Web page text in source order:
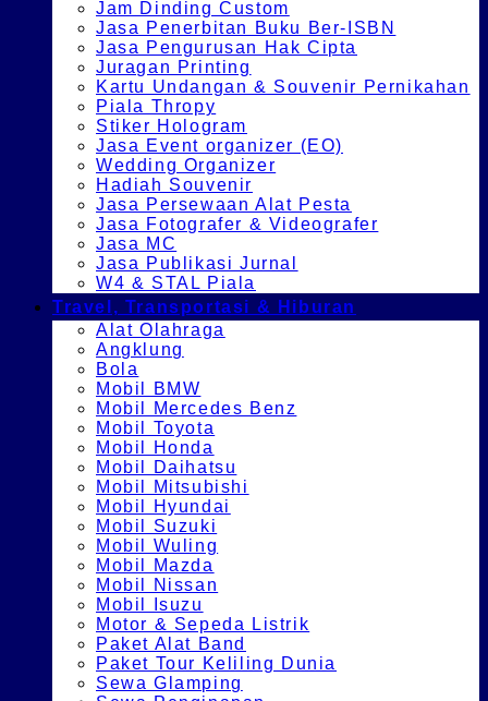
Jam Dinding Custom
Jasa Penerbitan Buku Ber-ISBN
Jasa Pengurusan Hak Cipta
Juragan Printing
Kartu Undangan & Souvenir Pernikahan
Piala Thropy
Stiker Hologram
Jasa Event organizer (EO)
Wedding Organizer
Hadiah Souvenir
Jasa Persewaan Alat Pesta
Jasa Fotografer & Videografer
Jasa MC
Jasa Publikasi Jurnal
W4 & STAL Piala
Travel, Transportasi & Hiburan
Alat Olahraga
Angklung
Bola
Mobil BMW
Mobil Mercedes Benz
Mobil Toyota
Mobil Honda
Mobil Daihatsu
Mobil Mitsubishi
Mobil Hyundai
Mobil Suzuki
Mobil Wuling
Mobil Mazda
Mobil Nissan
Mobil Isuzu
Motor & Sepeda Listrik
Paket Alat Band
Paket Tour Keliling Dunia
Sewa Glamping